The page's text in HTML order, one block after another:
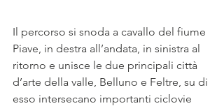
Il percorso si snoda a cavallo del fiume
Piave, in destra all’andata, in sinistra al
ritorno e unisce le due principali città
d’arte della valle, Belluno e Feltre, su di
esso intersecano importanti ciclovie